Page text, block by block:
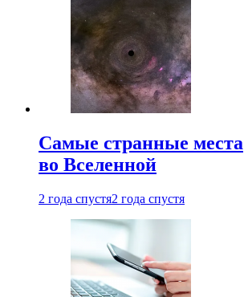
Самые странные места
во Вселенной
2 года спустя2 года спустя